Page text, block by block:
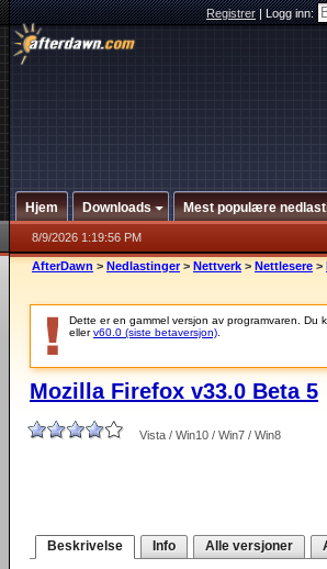
Registrer|Logg inn:
Hjem Downloads Mest populære
8/9/2026 1:19:56 PM
AfterDawn > Nedlastinger > Nettverk > Nettlesere >
Dette er en gammel versjon av programvaren. Du
ellerv60.0 (siste betaversjon)
Mozilla Firefox v33.0 Beta 5
Vista / Win10 / Win7 / Win8
Beskrivelse Info Alle versjoner